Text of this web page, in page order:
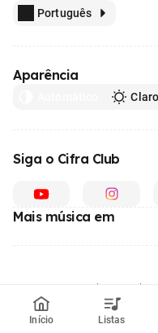
Início Listas
Português
Aparência
Claro
Siga o Cifra Club
Mais música em
© 1996 - 2026, o maior site de